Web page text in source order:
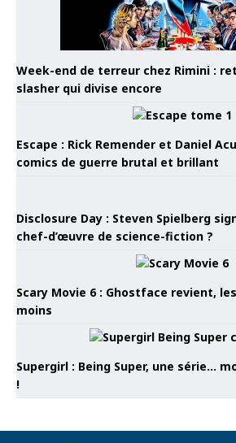
Week-end de terreur chez Rimini :
slasher qui divise encore
Escape : Rick Remender et Daniel
comics de guerre brutal et brillant
Disclosure Day : Steven Spielberg
chef-d’œuvre de science-fiction ?
Scary Movie 6 : Ghostface revient,
moins
Supergirl : Being Super, une série…
!